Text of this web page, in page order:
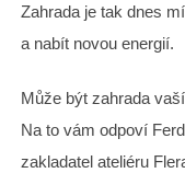
Zahrada je tak dnes
a nabít novou energií.
Může být zahrada
Na to vám odpoví
zakladatel ateliéru